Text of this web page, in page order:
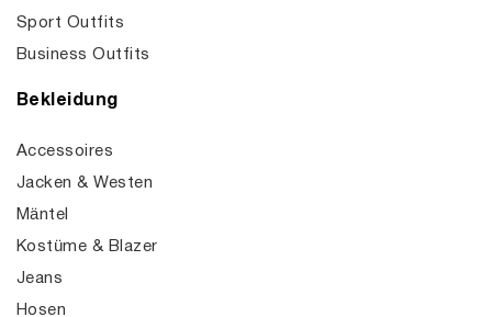
Sport Outfits
Business Outfits
Bekleidung
Accessoires
Jacken & Westen
Mäntel
Kostüme & Blazer
Jeans
Hosen